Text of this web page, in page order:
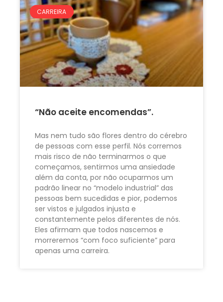
CARREIRA
“Não aceite encomendas”.
Mas nem tudo são flores dentro do cérebro
de pessoas com esse perfil. Nós corremos
mais risco de não terminarmos o que
começamos, sentirmos uma ansiedade
além da conta, por não ocuparmos um
padrão linear no “modelo industrial” das
pessoas bem sucedidas e pior, podemos
ser vistos e julgados injusta e
constantemente pelos diferentes de nós.
Eles afirmam que todos nascemos e
morreremos “com foco suficiente” para
apenas uma carreira.